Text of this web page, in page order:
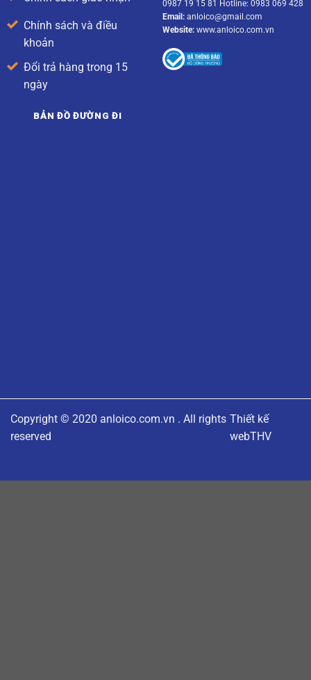
Chính sách và điều
khoản
Đổi trả hàng trong 15
ngày
0987 19 15 81 Hotline: 0983 069 428
Email:anloico@gmail.com
Website:www.anloico.com.vn
BẢN ĐỒ ĐƯỜNG ĐI
Copyright © 2020 anloico.com.vn . All rights
reserved
Thiết kế
webTHV